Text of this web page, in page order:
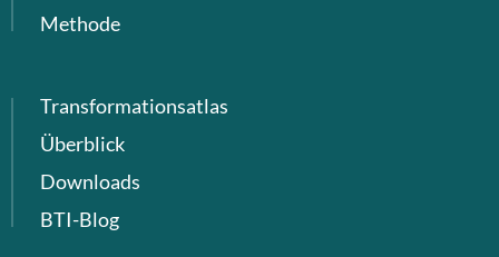
Methode
Transformationsatlas
Überblick
Downloads
BTI-Blog